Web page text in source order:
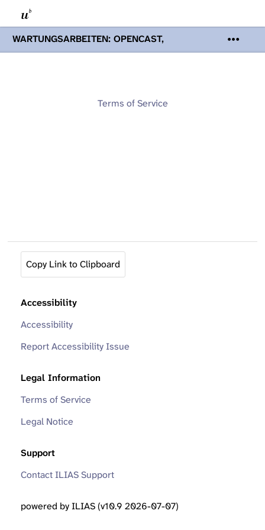
WARTUNGSARBEITEN: OPENCAST,
PODCASTS & TOBIRA
Mi 19. August
Opencast-Videos und Tobira nicht zur
Terms of Service
Copy Link to Clipboard
Accessibility
Accessibility
Report Accessibility Issue
Legal Information
Terms of Service
Legal Notice
Support
Contact ILIAS Support
powered by ILIAS (v10.9 2026-07-07)